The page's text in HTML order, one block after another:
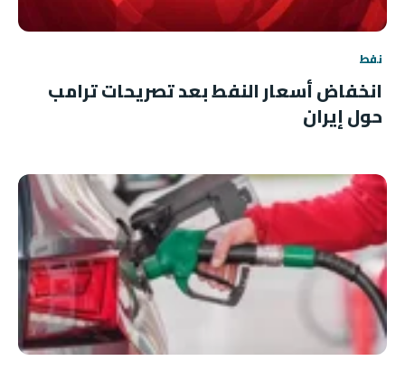
نفط
انخفاض أسعار النفط بعد تصريحات ترامب
حول إيران